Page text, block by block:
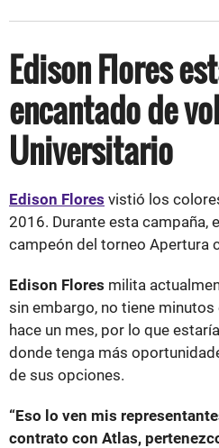
Edison Flores
encantado de
Universitario
Edison Flores vistió los
2016. Durante esta campaña,
campeón del torneo Apertura
Edison Flores milita
sin embargo, no tiene
hace un mes, por lo que
donde tenga más
de sus opciones.
“Eso lo ven mis
contrato con Atlas,